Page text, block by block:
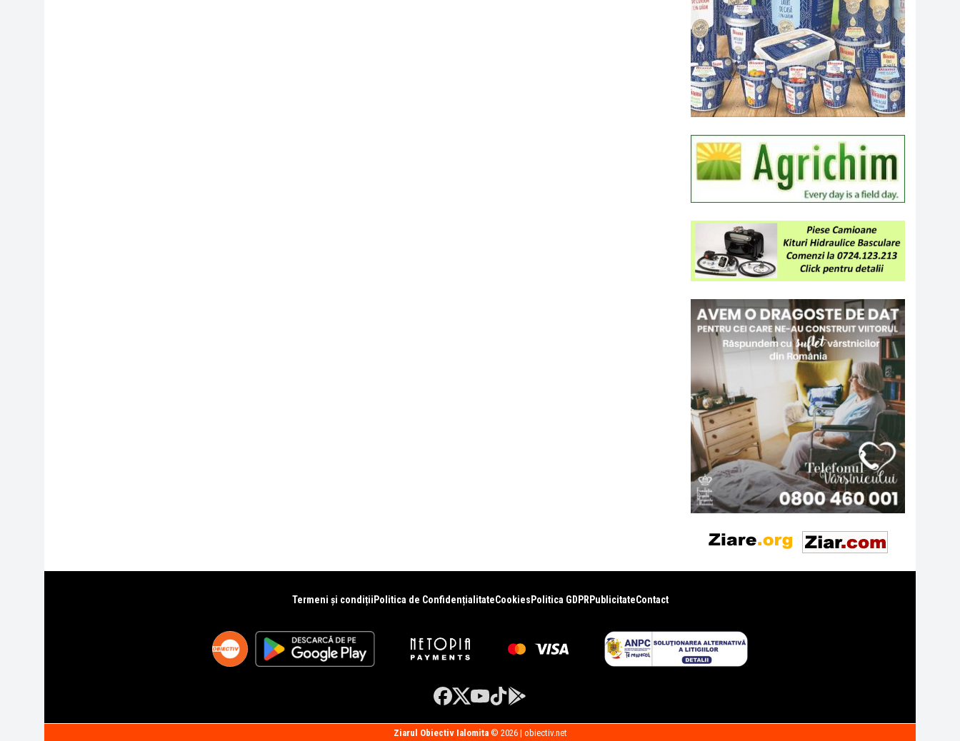
Termeni și condiții Politica de ConfidențialitateCookies Politica GDPR PublicitateContact
Ziarul Obiectiv Ialomita© 2026 | obiectiv.net